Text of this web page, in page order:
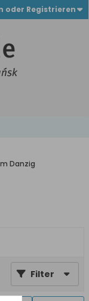
oder Registrieren
Danzig
Filter